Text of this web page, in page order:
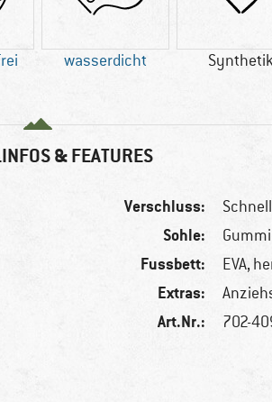
wasserdicht
& FEATURES
Verschluss:
Sohle:
Fussbett: EVA,
Extras:
Art.Nr.: 702-